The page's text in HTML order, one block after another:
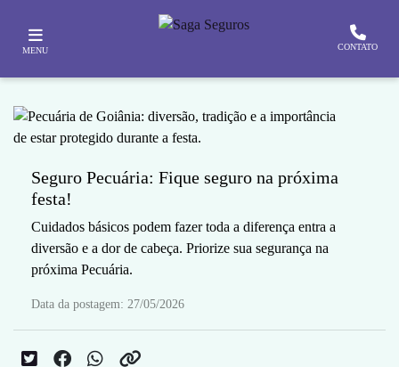
MENU CONTATO
Seguro Pecuária: Fique seguro na próxima
festa!
Cuidados básicos podem fazer toda a diferença entra a
diversão e a dor de cabeça. Priorize sua segurança na
próxima Pecuária.
Data da postagem: 27/05/2026